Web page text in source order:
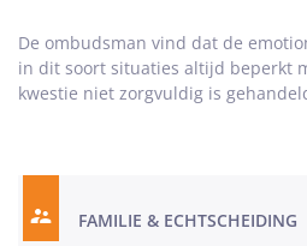
De ombudsman vind dat de
in dit soort situaties altijd beperkt
kwestie niet zorgvuldig is
FAMILIE & ECHTSCHEIDING